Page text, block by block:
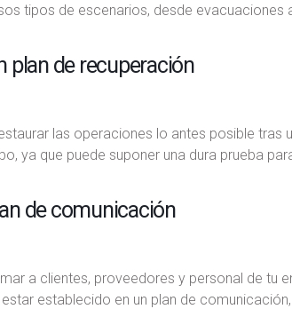
tipos de escenarios, desde evacuaciones
plan de recuperación
las operaciones lo antes posible tras
ya que puede suponer una dura prueba
de comunicación
a clientes, proveedores y personal de tu
establecido en un plan de